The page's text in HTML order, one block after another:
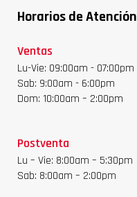
Horarios de Atención
Ventas
Lu-Vie: 09:00am - 07:00pm
Sab: 9:00am - 6:00pm
Dom: 10:00am – 2:00pm
Postventa
Lu – Vie: 8:00am – 5:30pm
Sab: 8:00am – 2:00pm